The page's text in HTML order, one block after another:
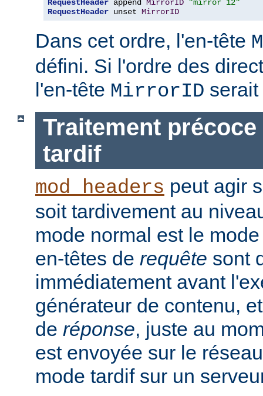
RequestHeader append MirrorID
"mirror 12"
RequestHeader unset MirrorID
Dans cet ordre, l'en-tête
défini. Si l'ordre des
l'en-tête MirrorID
Traitement
tardif
mod_headers peut agir
soit tardivement au
mode normal est le
en-têtes de requête sont
immédiatement avant
générateur de contenu,
de réponse, juste au
est envoyée sur le
mode tardif sur un